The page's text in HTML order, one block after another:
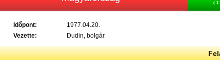
Időpont: 1977.04.20.
Vezette:
Dudin, bolgár